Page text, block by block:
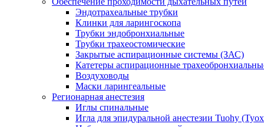
Эндотрахеальные трубки
Клинки для ларингоскопа
Трубки эндобронхиальные
Трубки трахеостомические
Закрытые аспирационные системы (ЗАС)
Катетеры аспирационные
Воздуховоды
Маски ларингеальные
Регионарная анестезия
Иглы спинальные
Игла для эпидуральной анестезии Tuohy